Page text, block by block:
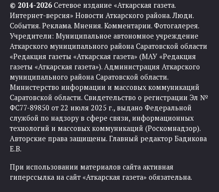
© 2014-2026Сетевое издание «Аткарская газета.
Интернет-версия» Новости Аткарского района. Люди.
События. Реклама. Мнения. Комментарии. Фотогалерея.
Учредители: Муниципальное автономное учреждение
Аткарского муниципального района Саратовской области
«Редакция газеты «Аткарская газета» (МАУ «Редакция
газеты «Аткарская газета»). Администрация Аткарского
муниципального района Саратовской области.
Министерство информации и массовых коммуникаций
Саратовской области. Свидетельство о регистрации Эл №
ФС77-89850 от 22 июля 2025 г., выдано Федеральной
службой по надзору в сфере связи, информационных
технологий и массовых коммуникаций (Роскомнадзор).
Авторские права защищены. Главный редактор Бадикова
Е.В.
При использовании материалов сайта активная
гиперссылка на сайт «Аткарская газета» обязательна.